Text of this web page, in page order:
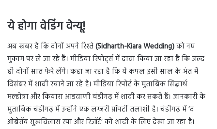
ये होगा वेडिंग वेन्यू!
अब खबर है कि दोनों अपने रिश्ते(Sidharth-Kiara Wedding)को नए
मुकाम पर ले जा रहे हैं। मीडिया रिपोर्ट्स में दावा किया जा रहा है कि जल्द
ही दोनों सात फेरे लेंगे। कहा जा रहा है कि ये कपल इसी साल के अंत में
दिसंबर में शादी रचाने जा रहे है। मीडिया रिपोर्ट के मुताबिक सिद्धार्थ
मल्होत्रा और कियारा आडवाणी चंडीगढ़ में शादी कर सकते हैं। जानकारी के
मुताबिक चंडीगढ़ में उन्होंने एक लग्जरी प्रॉपर्टी तलाशी है। चंडीगढ़ में ‘द
ओबेरॉय सुखविलास स्पा और रिजॉर्ट’ को शादी के लिए देखा जा रहा है।